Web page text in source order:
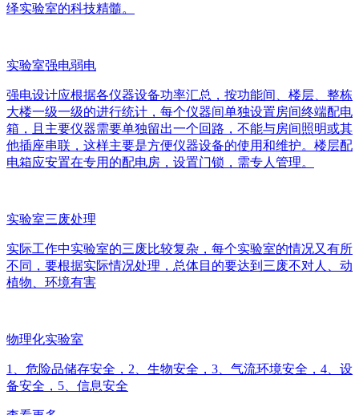
绎实验室的科技精髓。
实验室强电弱电
强电设计应根据各仪器设备功率汇总，按功能间、楼层、整栋
大楼一级一级的进行统计，每个仪器间单独设置房间终端配电
箱，且主要仪器需要单独留出一个回路，不能与房间照明或其
他插座串联，这样主要是方便仪器设备的使用和维护。楼层配
电箱应安置在专用的配电房，设置门锁，需专人管理。
实验室三废处理
实际工作中实验室的三废比较复杂，每个实验室的情况又有所
不同，要根据实际情况处理，总体目的要达到三废不对人、动
植物、环境有害
物理化实验室
1、危险品储存安全，2、生物安全，3、气流环境安全，4、设
备安全，5、信息安全